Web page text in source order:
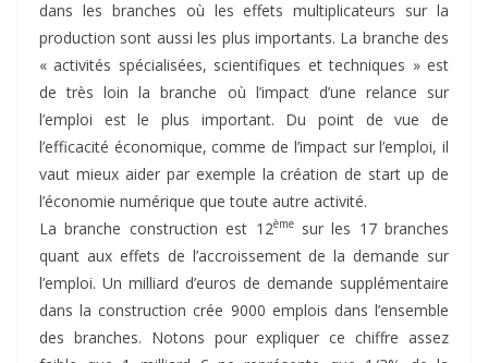
dans les branches où les effets multiplicateurs sur la
production sont aussi les plus importants. La branche des
« activités spécialisées, scientifiques et techniques » est
de très loin la branche où l’impact d’une relance sur
l’emploi est le plus important. Du point de vue de
l’efficacité économique, comme de l’impact sur l’emploi, il
vaut mieux aider par exemple la création de start up de
l’économie numérique que toute autre activité.
La branche construction est 12èmesur les 17 branches
quant aux effets de l’accroissement de la demande sur
l’emploi. Un milliard d’euros de demande supplémentaire
dans la construction crée 9000 emplois dans l’ensemble
des branches. Notons pour expliquer ce chiffre assez